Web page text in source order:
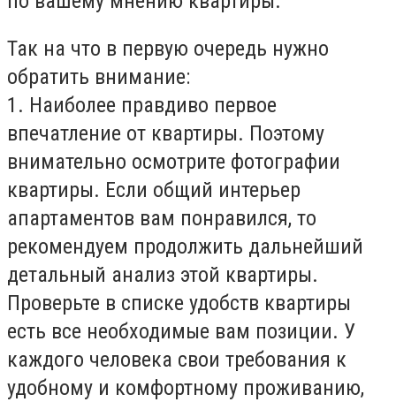
Так на что в первую очередь нужно
обратить внимание:
1. Наиболее правдиво первое
впечатление от квартиры. Поэтому
внимательно осмотрите фотографии
квартиры. Если общий интерьер
апартаментов вам понравился, то
рекомендуем продолжить дальнейший
детальный анализ этой квартиры.
Проверьте в списке удобств квартиры
есть все необходимые вам позиции. У
каждого человека свои требования к
удобному и комфортному проживанию,